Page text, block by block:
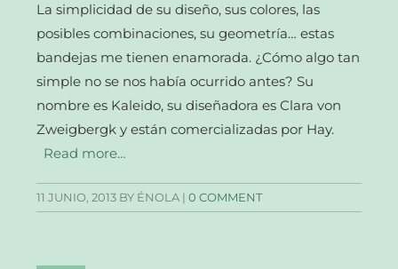
La simplicidad de su diseño, sus colores, las
posibles combinaciones, su geometría… estas
bandejas me tienen enamorada. ¿Cómo algo tan
simple no se nos había ocurrido antes? Su
nombre es Kaleido, su diseñadora es Clara von
Zweigbergk y están comercializadas por Hay.
Read more…
11 JUNIO, 2013 BY ÉNOLA |0 COMMENT